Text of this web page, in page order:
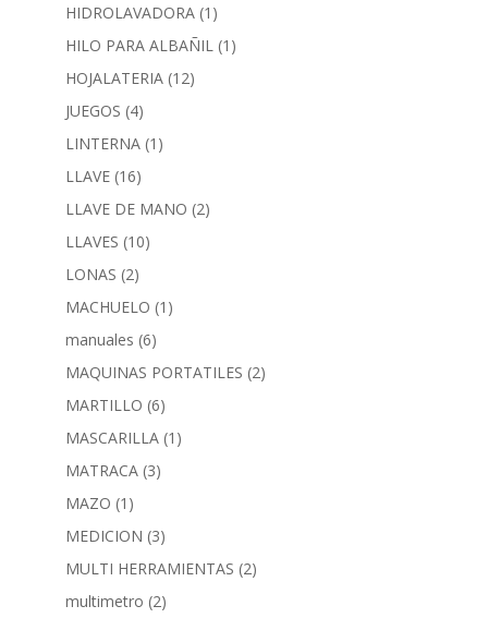
HIDROLAVADORA (1)
HILO PARA ALBAÑIL (1)
HOJALATERIA (12)
JUEGOS (4)
LINTERNA (1)
LLAVE (16)
LLAVE DE MANO (2)
LLAVES (10)
LONAS (2)
MACHUELO (1)
manuales (6)
MAQUINAS PORTATILES (2)
MARTILLO (6)
MASCARILLA (1)
MATRACA (3)
MAZO (1)
MEDICION (3)
MULTI HERRAMIENTAS (2)
multimetro (2)